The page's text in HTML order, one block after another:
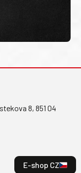
8, 851 04
E-shop CZ